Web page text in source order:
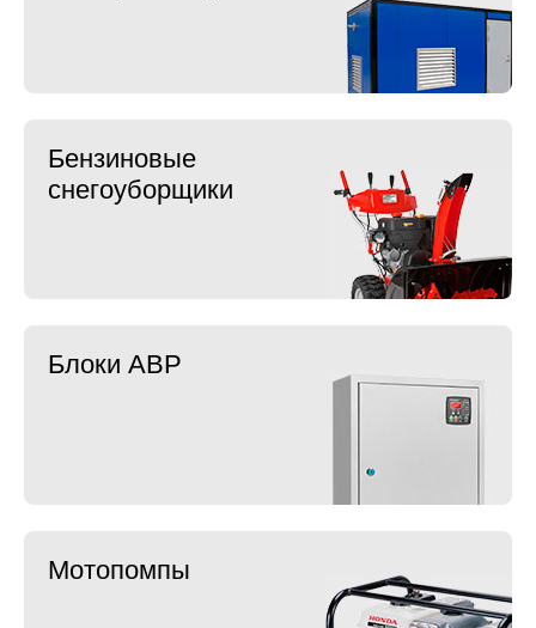
Бензиновые
снегоуборщики
Блоки АВР
Мотопомпы